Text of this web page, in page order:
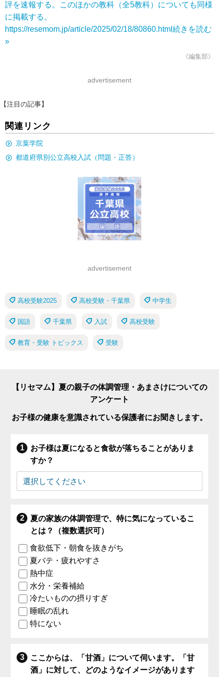
評を速報する。このほかの教科（全5教科）についても同様
に掲載する。
https://resemom.jp/article/2025/02/18/80860.html 続きを読む
»
《編集部》
advertisement
【注目の記事】
関連リンク
京葉学院
都道府県別公立高校入試（問題・正答）
advertisement
高校受験2025 高校受験・千葉県 中学生
国語 千葉県 入試 高校受験
教育・受験 トピックス 受験
【リセマム】夏の親子の体調管理・あまさけについての
アンケート
お子様の健康を意識されている保護者にお聞きします。
お子様は夏になると食欲が落ちることがありま
すか？
夏の家族の体調管理で、特に気になっているこ
とは？（複数選択可）
食欲低下・朝食を抜きがち
夏バテ・疲れやすさ
熱中症
水分・栄養補給
冷たいものの摂りすぎ
睡眠の乱れ
特にない
ここからは、「甘酒」について伺います。「甘
酒」に対して、どのようなイメージがあります